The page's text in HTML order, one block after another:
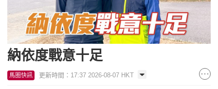
納依度戰意十足
馬圈快訊 更新時間：17:37 2026-08-07 HKT